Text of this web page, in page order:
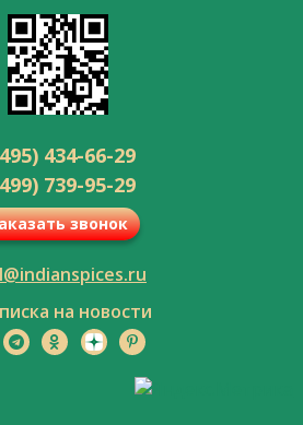
434-66-29
739-95-29
звонок
на новости